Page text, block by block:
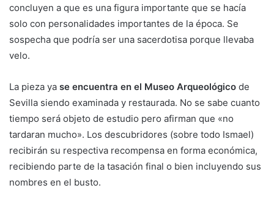
concluyen a que es una figura importante que se hacía
solo con personalidades importantes de la época. Se
sospecha que podría ser una sacerdotisa porque llevaba
velo.
La pieza ya se encuentra en el Museo Arqueológico de
Sevilla siendo examinada y restaurada. No se sabe cuanto
tiempo será objeto de estudio pero afirman que «no
tardaran mucho». Los descubridores (sobre todo Ismael)
recibirán su respectiva recompensa en forma económica,
recibiendo parte de la tasación final o bien incluyendo sus
nombres en el busto.